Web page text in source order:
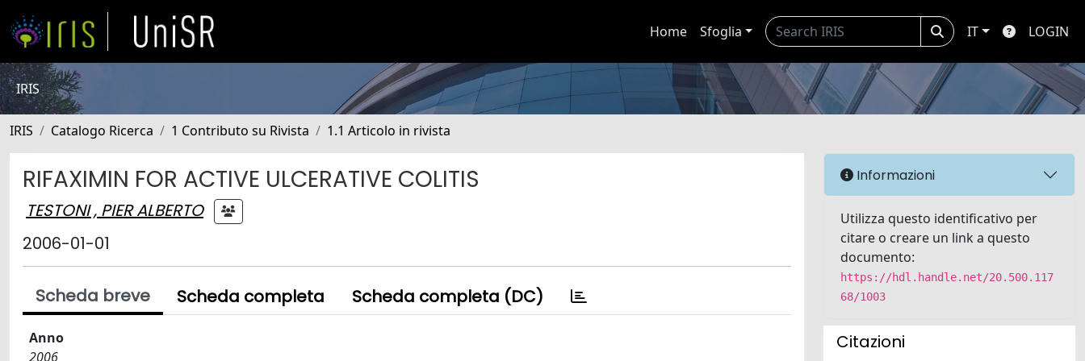
Home Sfoglia IT LOGIN
IRIS
IRIS Catalogo Ricerca 1 Contributo su Rivista 1.1 Articolo in rivista
RIFAXIMIN FOR ACTIVE ULCERATIVE COLITIS
TESTONI , PIER ALBERTO
2006-01-01
Scheda breve Scheda completa Scheda completa (DC)
Anno
2006
Informazioni
Utilizza questo identificativo per
citare o creare un link a questo
documento:
https://hdl.handle.net/20.500.117
68/1003
Citazioni